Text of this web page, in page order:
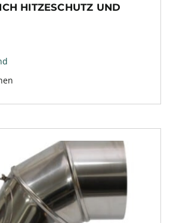
HITZESCHUTZ UND R